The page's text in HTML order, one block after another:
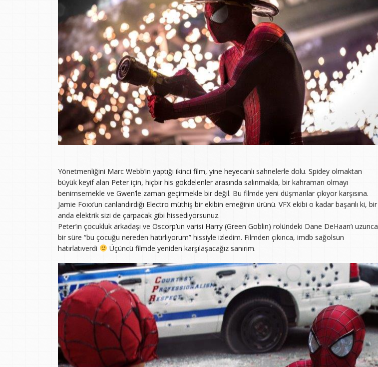
Yönetmenliğini Marc Webb’in yaptığı ikinci film, yine heyecanlı sahnelerle dolu. Spidey olmaktan
büyük keyif alan Peter için, hiçbir his gökdelenler arasında salınmakla, bir kahraman olmayı
benimsemekle ve Gwen’le zaman geçirmekle bir değil. Bu filmde yeni düşmanlar çıkıyor karşısına.
Jamie Foxx’un canlandırdığı Electro müthiş bir ekibin emeğinin ürünü. VFX ekibi o kadar başarılı ki, bir
anda elektrik sizi de çarpacak gibi hissediyorsunuz.
Peter’ın çocukluk arkadaşı ve Oscorp’un varisi Harry (Green Goblin) rolündeki Dane DeHaan’ı uzunca
bir süre “bu çocuğu nereden hatırlıyorum” hissiyle izledim. Filmden çıkınca, imdb sağolsun
hatırlatıverdi
Üçüncü filmde yeniden karşılaşacağız sanırım.